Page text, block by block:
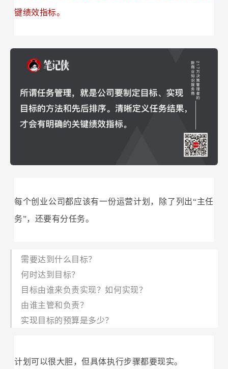
键绩效指标。
每个创业公司都应该有一份运营计划，除了列出“主任
务”，还要有分任务。
需要达到什么目标？
何时达到目标？
目标由谁来负责实现？如何实现？
由谁主管和负责？
实现目标的预算是多少？
计划可以很大胆，但具体执行步骤都要现实。